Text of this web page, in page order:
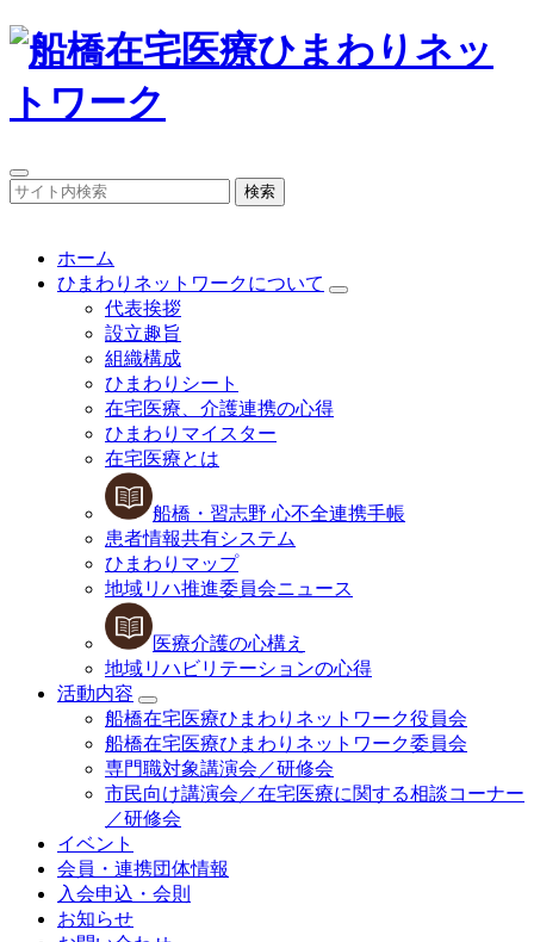
検索
ホーム
ひまわりネットワークについて
代表挨拶
設立趣旨
組織構成
ひまわりシート
在宅医療、介護連携の心得
ひまわりマイスター
在宅医療とは
船橋・習志野 心不全連携手帳
患者情報共有システム
ひまわりマップ
地域リハ推進委員会ニュース
医療介護の心構え
地域リハビリテーションの心得
活動内容
船橋在宅医療ひまわりネットワーク役員会
船橋在宅医療ひまわりネットワーク委員会
専門職対象講演会／研修会
市民向け講演会／在宅医療に関する相談コーナー
／研修会
イベント
会員・連携団体情報
入会申込・会則
お知らせ